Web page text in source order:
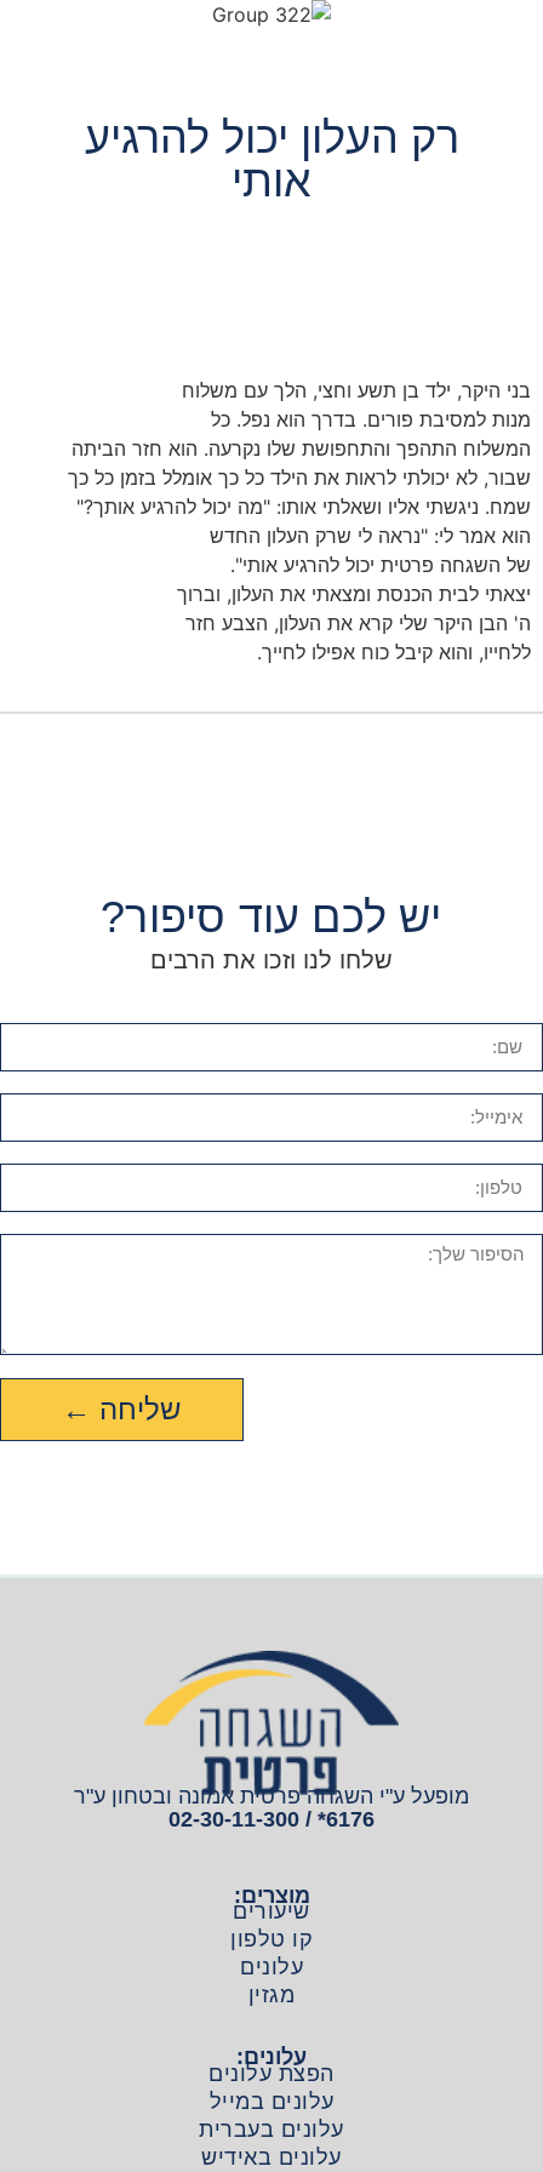
רק העלון יכול להרגיע
אותי
בני היקר, ילד בן תשע וחצי, הלך עם משלוח
מנות למסיבת פורים. בדרך הוא נפל. כל
המשלוח התהפך והתחפושת שלו נקרעה. הוא חזר הביתה
שבור, לא יכולתי לראות את הילד כל כך אומלל בזמן כל כך
שמח. ניגשתי אליו ושאלתי אותו: "מה יכול להרגיע אותך?"
הוא אמר לי: "נראה לי שרק העלון החדש
של השגחה פרטית יכול להרגיע אותי".
יצאתי לבית הכנסת ומצאתי את העלון, וברוך
ה' הבן היקר שלי קרא את העלון, הצבע חזר
ללחייו, והוא קיבל כוח אפילו לחייך.
יש לכם עוד סיפור?
שלחו לנו וזכו את הרבים
שליחה ←
מופעל ע"י השגחה פרטית אמונה ובטחון ע"ר
6176* / 02-30-11-300
מוצרים:
שיעורים
קו טלפון
עלונים
מגזין
עלונים:
הפצת עלונים
עלונים במייל
עלונים בעברית
עלונים באידיש